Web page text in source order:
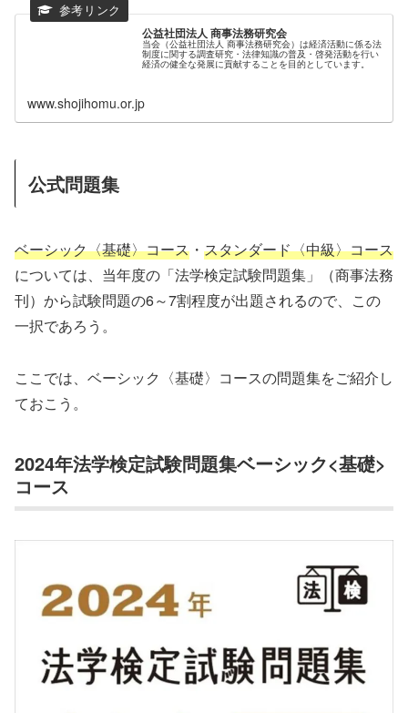
公益社団法人 商事法務研究会
当会（公益社団法人 商事法務研究会）は経済活動に係る法
制度に関する調査研究・法律知識の普及・啓発活動を行い
経済の健全な発展に貢献することを目的としています。
www.shojihomu.or.jp
公式問題集
ベーシック〈基礎〉コース ・ スタンダード〈中級〉コース
については、当年度の「法学検定試験問題集」（商事法務
刊）から試験問題の6～7割程度が出題されるので、この
一択であろう。
ここでは、ベーシック〈基礎〉コースの問題集をご紹介し
ておこう。
2024年法学検定試験問題集ベーシック<基礎>
コース